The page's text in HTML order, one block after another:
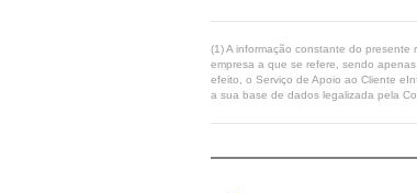
(1) A informação constante do
empresa a que se refere, sendo
efeito, o Serviço de Apoio ao Cliente
a sua base de dados legalizada pela